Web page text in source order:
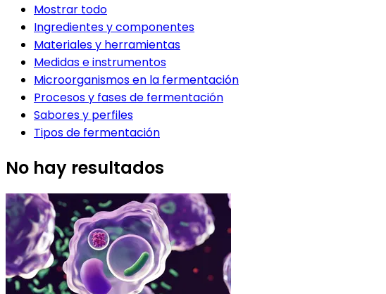
Mostrar todo
Ingredientes y componentes
Materiales y herramientas
Medidas e instrumentos
Microorganismos en la fermentación
Procesos y fases de fermentación
Sabores y perfiles
Tipos de fermentación
No hay resultados